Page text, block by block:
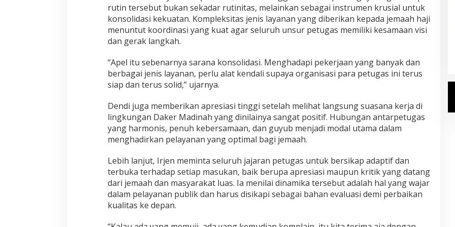
rutin tersebut bukan sekadar rutinitas, melainkan sebagai instrumen krusial untuk
konsolidasi kekuatan. Kompleksitas jenis layanan yang diberikan kepada jemaah haji
menuntut koordinasi yang kuat agar seluruh unsur petugas memiliki kesamaan visi
dan gerak langkah.
“Apel itu sebenarnya sarana konsolidasi. Menghadapi pekerjaan yang banyak dan
berbagai jenis layanan, perlu alat kendali supaya organisasi para petugas ini terus
siap dan terus solid,” ujarnya.
Dendi juga memberikan apresiasi tinggi setelah melihat langsung suasana kerja di
lingkungan Daker Madinah yang dinilainya sangat positif. Hubungan antarpetugas
yang harmonis, penuh kebersamaan, dan guyub menjadi modal utama dalam
menghadirkan pelayanan yang optimal bagi jemaah.
Lebih lanjut, Irjen meminta seluruh jajaran petugas untuk bersikap adaptif dan
terbuka terhadap setiap masukan, baik berupa apresiasi maupun kritik yang datang
dari jemaah dan masyarakat luas. Ia menilai dinamika tersebut adalah hal yang wajar
dalam pelayanan publik dan harus disikapi sebagai bahan evaluasi demi perbaikan
kualitas ke depan.
Kemenhaj Umumkan Daftar